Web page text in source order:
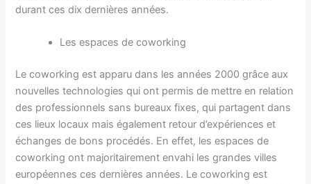
durant ces dix dernières années.
Les espaces de coworking
Le coworking est apparu dans les années 2000 grâce aux
nouvelles technologies qui ont permis de mettre en relation
des professionnels sans bureaux fixes, qui partagent dans
ces lieux locaux mais également retour d’expériences et
échanges de bons procédés. En effet, les espaces de
coworking ont majoritairement envahi les grandes villes
européennes ces dernières années. Le coworking est